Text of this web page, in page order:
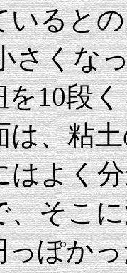
ると
さくな
を10段
は、粘
はよく
、そこ
っぽか